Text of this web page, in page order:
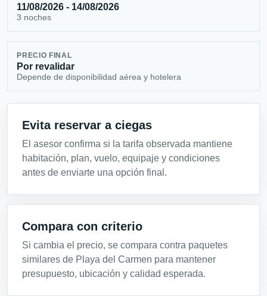
11/08/2026 - 14/08/2026
3 noches
PRECIO FINAL
Por revalidar
Depende de disponibilidad aérea y hotelera
Evita reservar a ciegas
El asesor confirma si la tarifa observada mantiene
habitación, plan, vuelo, equipaje y condiciones
antes de enviarte una opción final.
Compara con criterio
Si cambia el precio, se compara contra paquetes
similares de Playa del Carmen para mantener
presupuesto, ubicación y calidad esperada.